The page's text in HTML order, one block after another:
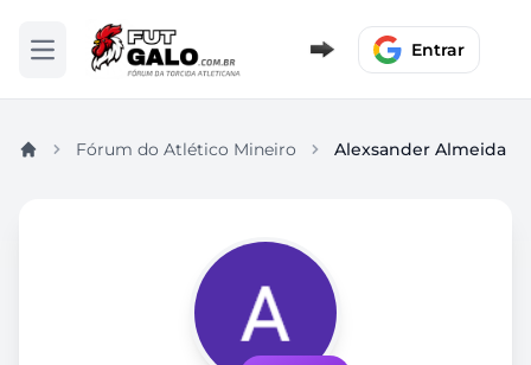
Abrir menu Entrar
Fórum do Atlético Mineiro Alexsander Almeida